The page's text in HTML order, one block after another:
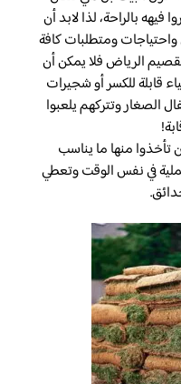
فيهه بالراحة، لذا لابد أن
ومتطلبات كافة
الرياض فلا يمكن أن
قابلة للكسر أو شجيرات
الصغار وتتركهم يلعبوا
منها ما يناسب
في نفس الوقت وتعطي